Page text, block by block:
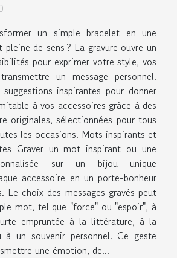
un simple bracelet en une
pleine de sens ? La gravure ouvre un
pour exprimer votre style, vos
un message personnel.
inspirantes pour donner
à vos accessoires grâce à des
originales, sélectionnées pour tous
les occasions. Mots inspirants et
Graver un mot inspirant ou une
sur un bijou unique
accessoire en un porte-bonheur
Le choix des messages gravés peut
mot, tel que "force" ou "espoir", à
empruntée à la littérature, à la
à un souvenir personnel. Ce geste
une émotion, de...